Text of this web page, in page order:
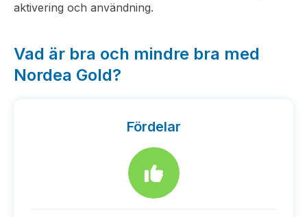
aktivering och användning.
Vad är bra och mindre bra med
Nordea Gold?
Fördelar